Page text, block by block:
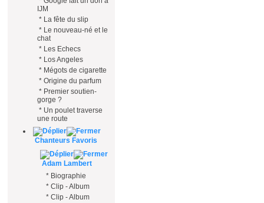
IJM
* La fête du slip
* Le nouveau-né et le
chat
* Les Echecs
* Los Angeles
* Mégots de cigarette
* Origine du parfum
* Premier soutien-
gorge ?
* Un poulet traverse
une route
Chanteurs Favoris
Adam Lambert
* Biographie
* Clip - Album
* Clip - Album